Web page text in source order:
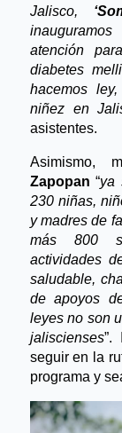
Jalisco,
atención
diabetes
hacemos
niñez en
asistentes.
Asimismo,
Zapopan “ya
230 niñas,
y madres de
más 800
actividades
saludable,
de apoyos
leyes no son
jaliscienses”.
seguir en la
programa y